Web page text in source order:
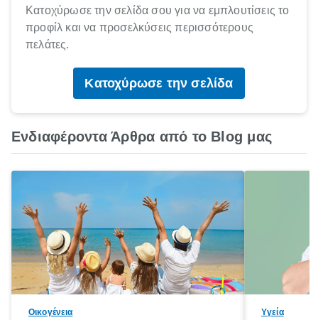
Κατοχύρωσε την σελίδα σου για να εμπλουτίσεις το
προφίλ και να προσελκύσεις περισσότερους
πελάτες.
Κατοχύρωσε την σελίδα
Ενδιαφέροντα Άρθρα από το Blog μας
Οικογένεια Υγεία